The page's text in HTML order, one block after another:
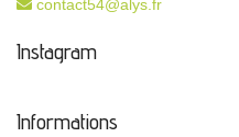
contact54@alys.fr
Instagram
Informations